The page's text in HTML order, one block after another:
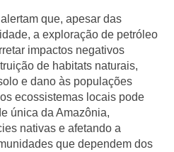
que, apesar das
a exploração de petróleo
impactos negativos
de habitats naturais,
e dano às populações
ecossistemas locais pode
única da Amazônia,
nativas e afetando a
que dependem dos